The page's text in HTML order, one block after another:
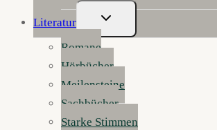
Literatur
Untermenü
Umschalten
Romane
Hörbücher
Meilensteine
Sachbücher
Starke Stimmen